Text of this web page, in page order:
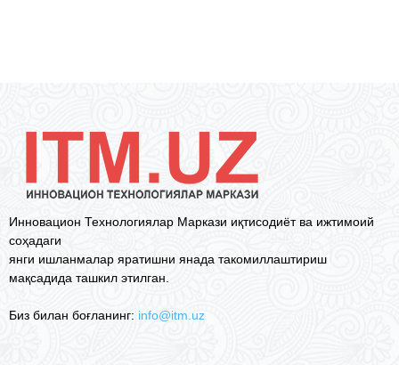
Инновацион Технологиялар Маркази иқтисодиёт ва ижтимоий
соҳадаги
янги ишланмалар яратишни янада такомиллаштириш
мақсадида ташкил этилган.
Биз билан боғланинг: info@itm.uz